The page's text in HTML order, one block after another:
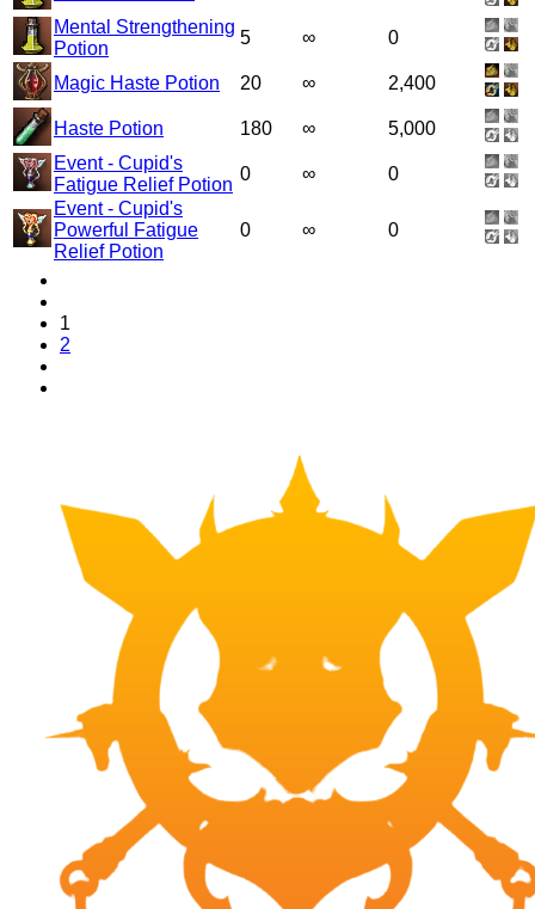
Mental Strengthening
Potion
5 ∞ 0
Magic Haste Potion 20 ∞ 2,400
Haste Potion 180 ∞
5,000
Event - Cupid's
Fatigue Relief Potion
0 ∞
0
Event - Cupid's
Powerful Fatigue
Relief Potion
0 ∞ 0
1
2